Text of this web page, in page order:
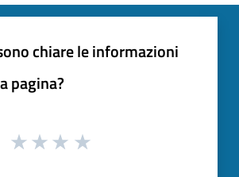
chiare le informazioni
pagina?